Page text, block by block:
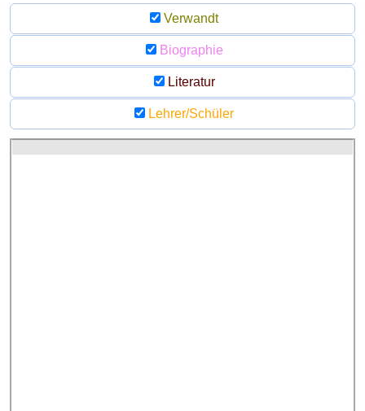
Verwandt
Biographie
Literatur
Lehrer/Schüler